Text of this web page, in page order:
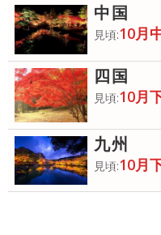
中国
見頃:10月
四国
見頃:10月
九州
見頃:10月